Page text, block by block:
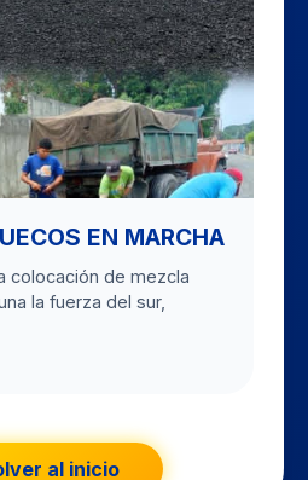
EN MARCHA
colocación de mezcla
la fuerza del sur,
al inicio